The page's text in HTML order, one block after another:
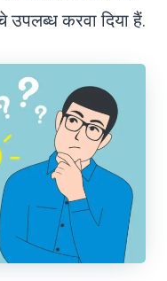
उपलब्ध करवा दिया हैं.